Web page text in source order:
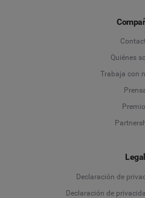
Quiénes
Trabaja con
Legal
Declaración de
Declaración de